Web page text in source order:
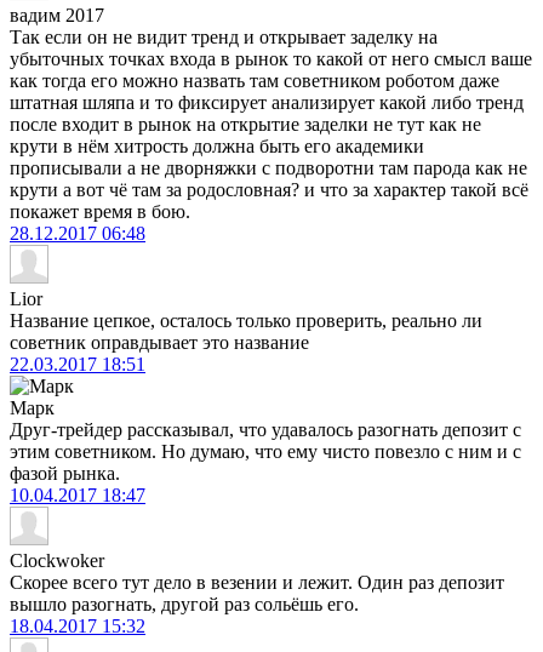
вадим 2017
Так если он не видит тренд и открывает заделку на
убыточных точках входа в рынок то какой от него смысл ваше
как тогда его можно назвать там советником роботом даже
штатная шляпа и то фиксирует анализирует какой либо тренд
после входит в рынок на открытие заделки не тут как не
крути в нём хитрость должна быть его академики
прописывали а не дворняжки с подворотни там парода как не
крути а вот чё там за родословная? и что за характер такой всё
покажет время в бою.
28.12.2017 06:48
Lior
Название цепкое, осталось только проверить, реально ли
советник оправдывает это название
22.03.2017 18:51
Марк
Друг-трейдер рассказывал, что удавалось разогнать депозит с
этим советником. Но думаю, что ему чисто повезло с ним и с
фазой рынка.
10.04.2017 18:47
Clockwoker
Скорее всего тут дело в везении и лежит. Один раз депозит
вышло разогнать, другой раз сольёшь его.
18.04.2017 15:32